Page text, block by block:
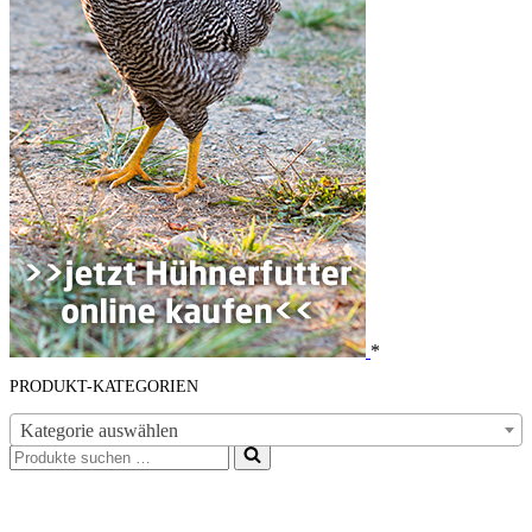
*
PRODUKT-KATEGORIEN
Kategorie auswählen
Suchen
nach …